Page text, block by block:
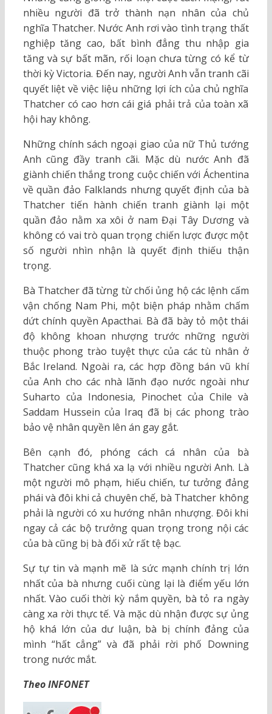
nhiều người đã trở thành nạn nhân của chủ
nghĩa Thatcher. Nước Anh rơi vào tình trạng thất
nghiệp tăng cao, bất bình đẳng thu nhập gia
tăng và sự bất mãn, rối loạn chưa từng có kể từ
thời kỳ Victoria. Đến nay, người Anh vẫn tranh cãi
quyết liệt về việc liệu những lợi ích của chủ nghĩa
Thatcher có cao hơn cái giá phải trả của toàn xã
hội hay không.
Những chính sách ngoại giao của nữ Thủ tướng
Anh cũng đầy tranh cãi. Mặc dù nước Anh đã
giành chiến thắng trong cuộc chiến với Áchentina
về quần đảo Falklands nhưng quyết định của bà
Thatcher tiến hành chiến tranh giành lại một
quần đảo nằm xa xôi ở nam Đại Tây Dương và
không có vai trò quan trọng chiến lược được một
số người nhìn nhận là quyết định thiếu thận
trọng.
Bà Thatcher đã từng từ chối ủng hộ các lệnh cấm
vận chống Nam Phi, một biện pháp nhằm chấm
dứt chính quyền Apacthai. Bà đã bày tỏ một thái
độ không khoan nhượng trước những người
thuộc phong trào tuyệt thực của các tù nhân ở
Bắc Ireland. Ngoài ra, các hợp đồng bán vũ khí
của Anh cho các nhà lãnh đạo nước ngoài như
Suharto của Indonesia, Pinochet của Chile và
Saddam Hussein của Iraq đã bị các phong trào
bảo vệ nhân quyền lên án gay gắt.
Bên cạnh đó, phóng cách cá nhân của bà
Thatcher cũng khá xa lạ với nhiều người Anh. Là
một người mô phạm, hiếu chiến, tư tưởng đảng
phái và đôi khi cả chuyên chế, bà Thatcher không
phải là người có xu hướng nhân nhượng. Đôi khi
ngay cả các bộ trưởng quan trọng trong nội các
của bà cũng bị bà đối xử rất tệ bạc.
Sự tự tin và mạnh mẽ là sức mạnh chính trị lớn
nhất của bà nhưng cuối cùng lại là điểm yếu lớn
nhất. Vào cuối thời kỳ nắm quyền, bà tỏ ra ngày
càng xa rời thực tế. Và mặc dù nhận được sự ủng
hộ khá lớn của dư luận, bà bị chính đảng của
mình “hất cẳng” và đã phải rời phố Downing
trong nước mắt.
Theo INFONET